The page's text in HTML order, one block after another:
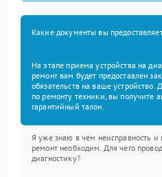
Какие документы вы
На этапе приема устройства на
ремонт вам будет предоставлен
обязательств на ваше устройство.
по ремонту техники, вы получите
гарантийный талон.
Я уже знаю в чем неисправность и
ремонт необходим. Для чего
диагностику?